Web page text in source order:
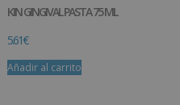
KIN GINGIVAL PASTA 75 ML
5.61€
Añadir al carrito